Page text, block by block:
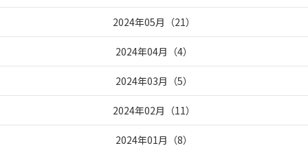
2024年05月 （21）
2024年04月 （4）
2024年03月 （5）
2024年02月 （11）
2024年01月 （8）